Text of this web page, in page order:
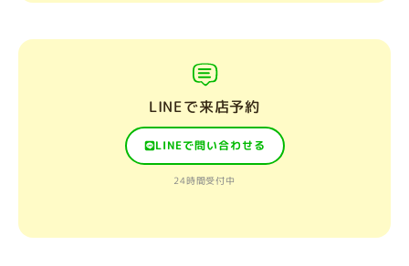
LINEで来店予約
LINEで問い合わせる
24時間受付中